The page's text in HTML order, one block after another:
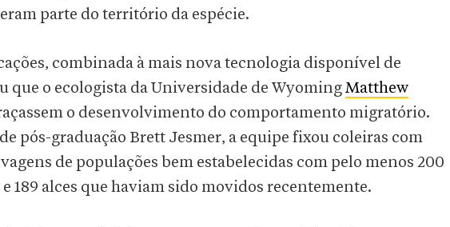
parte do território da espécie.
combinada à mais nova tecnologia disponível de
que o ecologista da Universidade de WyomingMatthew
o desenvolvimento do comportamento migratório.
pós-graduação Brett Jesmer, a equipe fixou coleiras com
de populações bem estabelecidas com pelo menos 200
189 alces que haviam sido movidos recentemente.